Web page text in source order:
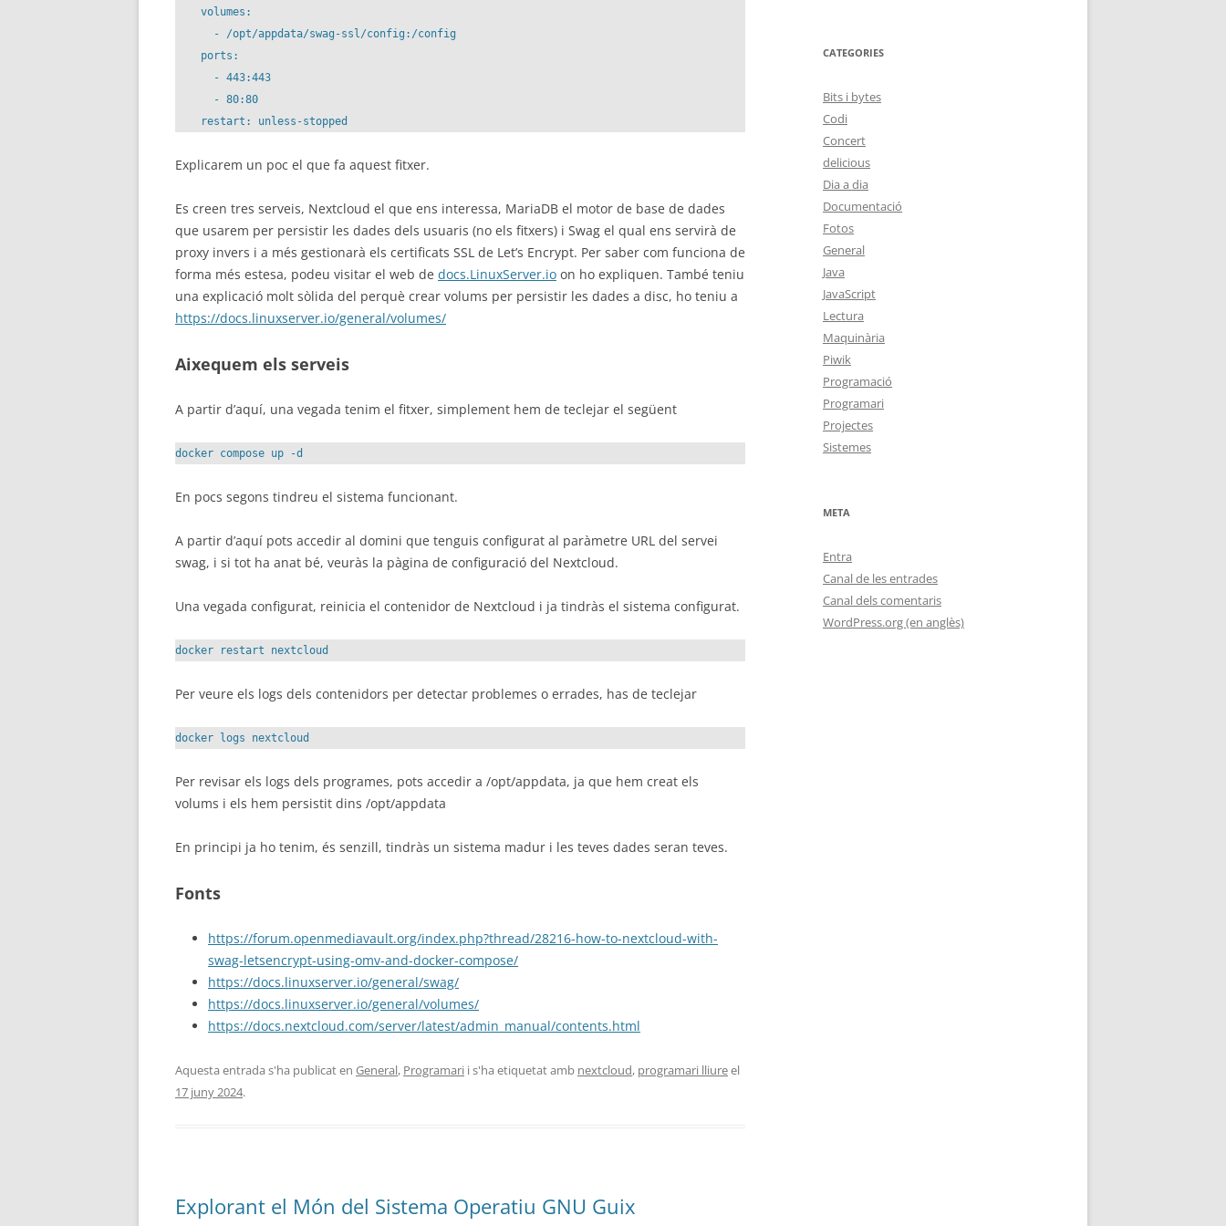
    volumes:
      - /opt/appdata/swag-ssl/config:/config
    ports:
      - 443:443
      - 80:80
Explicarem un poc el que fa aquest fitxer.
Es creen tres serveis, Nextcloud el que ens interessa, MariaDB el motor de base de dades
que usarem per persistir les dades dels usuaris (no els fitxers) i Swag el qual ens servirà de
proxy invers i a més gestionarà els certificats SSL de Let’s Encrypt. Per saber com funciona de
forma més estesa, podeu visitar el web de docs.LinuxServer.io on ho expliquen. També teniu
una explicació molt sòlida del perquè crear volums per persistir les dades a disc, ho teniu a
https://docs.linuxserver.io/general/volumes/
Aixequem els serveis
A partir d’aquí, una vegada tenim el fitxer, simplement hem de teclejar el següent
docker compose up -d
En pocs segons tindreu el sistema funcionant.
A partir d’aquí pots accedir al domini que tenguis configurat al paràmetre URL del servei
swag, i si tot ha anat bé, veuràs la pàgina de configuració del Nextcloud.
Una vegada configurat, reinicia el contenidor de Nextcloud i ja tindràs el sistema configurat.
docker restart nextcloud
Per veure els logs dels contenidors per detectar problemes o errades, has de teclejar
docker logs nextcloud
Per revisar els logs dels programes, pots accedir a /opt/appdata, ja que hem creat els
volums i els hem persistit dins /opt/appdata
En principi ja ho tenim, és senzill, tindràs un sistema madur i les teves dades seran teves.
Fonts
https://forum.openmediavault.org/index.php?thread/28216-how-to-nextcloud-with-
swag-letsencrypt-using-omv-and-docker-compose/
https://docs.linuxserver.io/general/swag/
https://docs.linuxserver.io/general/volumes/
https://docs.nextcloud.com/server/latest/admin_manual/contents.html
Aquesta entrada s'ha publicat en General, Programari i s'ha etiquetat amb nextcloud, programari lliureel
17 juny 2024.
Explorant el Món del Sistema Operatiu GNU Guix
CATEGORIES
Bits i bytes
Codi
Concert
delicious
Dia a dia
Documentació
Fotos
General
Java
JavaScript
Lectura
Maquinària
Piwik
Programació
Programari
Projectes
Sistemes
META
Entra
Canal de les entrades
Canal dels comentaris
WordPress.org (en anglès)